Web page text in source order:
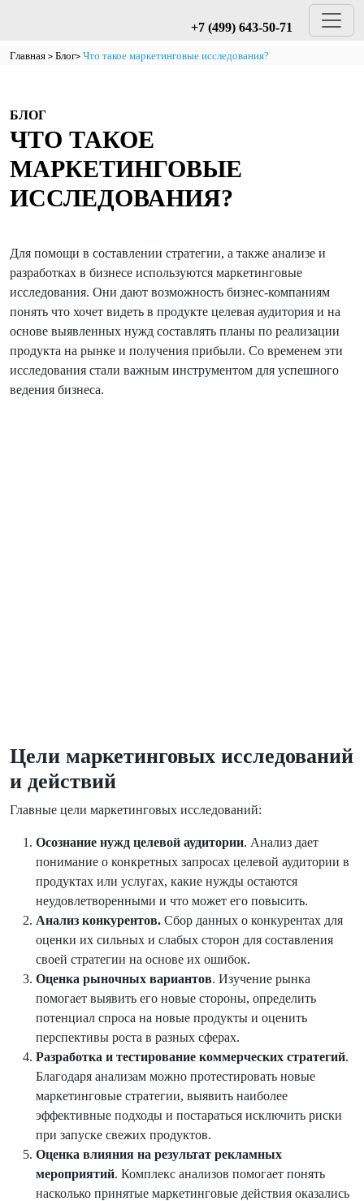
+7 (499) 643-50-71
Главная Блог Что такое маркетинговые исследования?
БЛОГ
ЧТО ТАКОЕ
МАРКЕТИНГОВЫЕ
ИССЛЕДОВАНИЯ?
Для помощи в составлении стратегии, а также анализе и
разработках в бизнесе используются маркетинговые
исследования. Они дают возможность бизнес-компаниям
понять что хочет видеть в продукте целевая аудитория и на
основе выявленных нужд составлять планы по реализации
продукта на рынке и получения прибыли. Со временем эти
исследования стали важным инструментом для успешного
ведения бизнеса.
Цели маркетинговых исследований
и действий
Главные цели маркетинговых исследований:
Осознание нужд целевой аудитории. Анализ дает
понимание о конкретных запросах целевой аудитории в
продуктах или услугах, какие нужды остаются
неудовлетворенными и что может его повысить.
Анализ конкурентов. Сбор данных о конкурентах для
оценки их сильных и слабых сторон для составления
своей стратегии на основе их ошибок.
Оценка рыночных вариантов. Изучение рынка
помогает выявить его новые стороны, определить
потенциал спроса на новые продукты и оценить
перспективы роста в разных сферах.
Разработка и тестирование коммерческих стратегий.
Благодаря анализам можно протестировать новые
маркетинговые стратегии, выявить наиболее
эффективные подходы и постараться исключить риски
при запуске свежих продуктов.
Оценка влияния на результат рекламных
мероприятий. Комплекс анализов помогает понять
насколько принятые маркетинговые действия оказались